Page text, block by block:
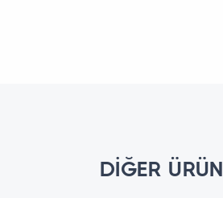
DIĞER